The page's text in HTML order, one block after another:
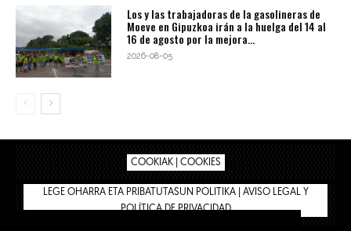
Los y las trabajadoras de la gasolineras de
Moeve en Gipuzkoa irán a la huelga del 14 al
16 de agosto por la mejora...
2026-08-05
COOKIAK | COOKIES
LEGE OHARRA ETA PRIBATUTASUN POLITIKA | AVISO LEGAL Y
POLÍTICA DE PRIVACIDAD